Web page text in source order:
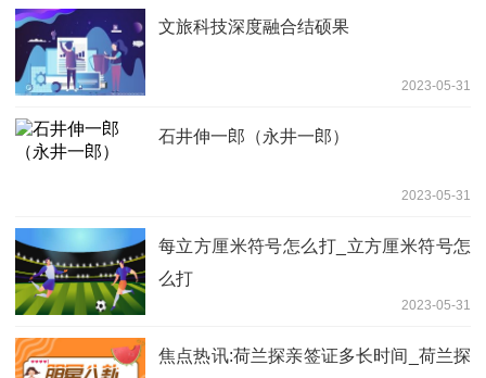
文旅科技深度融合结硕果
2023-05-31
石井伸一郎（永井一郎）
2023-05-31
每立方厘米符号怎么打_立方厘米符号怎
么打
2023-05-31
焦点热讯:荷兰探亲签证多长时间_荷兰探